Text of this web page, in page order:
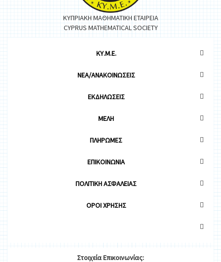
ΚΥΠΡΙΑΚΗ ΜΑΘΗΜΑΤΙΚΗ ΕΤΑΙΡΕΙΑ
CYPRUS MATHEMATICAL SOCIETY
ΚΥ.Μ.Ε.
ΝΕΑ/ΑΝΑΚΟΙΝΩΣΕΙΣ
ΕΚΔΗΛΩΣΕΙΣ
ΜΕΛΗ
ΠΛΗΡΩΜΕΣ
ΕΠΙΚΟΙΝΩΝΙΑ
ΠΟΛΙΤΙΚΗ ΑΣΦΑΛΕΙΑΣ
OΡΟΙ ΧΡΗΣΗΣ
ΣτοιχείαΕπικοινωνίας: